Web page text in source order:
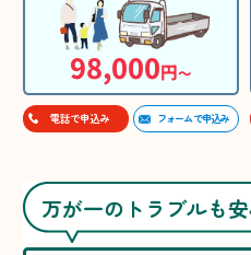
98,000円〜
電話で申込み フォームで申込み
万が一のトラブルも安